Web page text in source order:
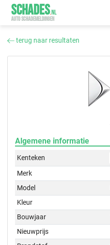
SCHADES.NL
AUTO SCHADEMELDINGEN
terug naar resultaten
Algemene informatie
Kenteken
Merk
Model
Kleur
Bouwjaar
Nieuwprijs